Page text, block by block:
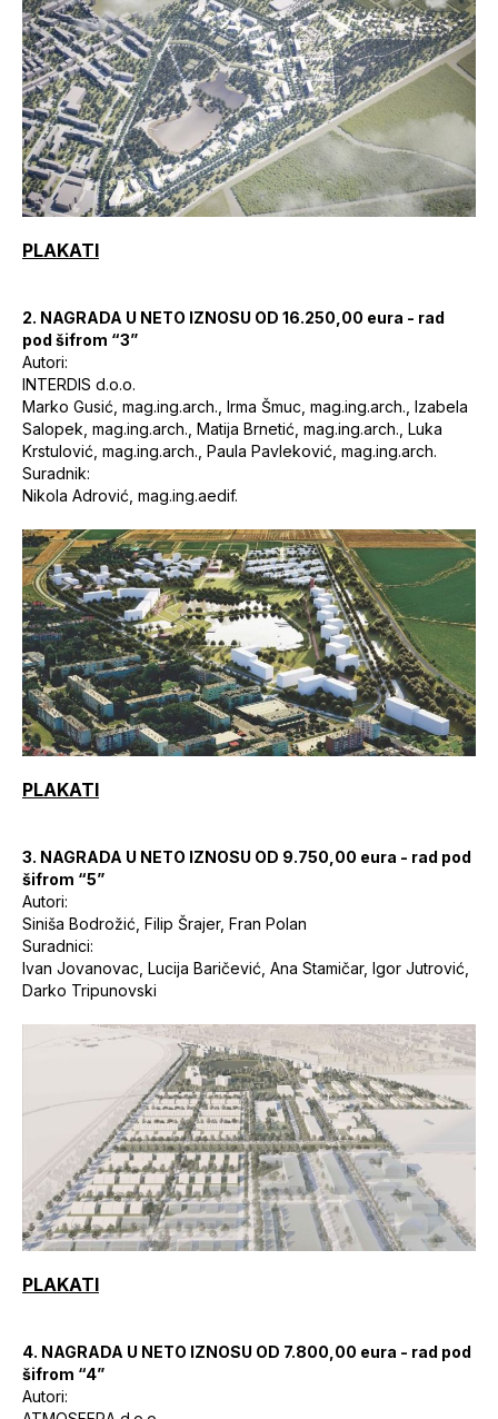
PLAKATI
2. NAGRADA U NETO IZNOSU OD 16.250,00 eura - rad
pod šifrom “3”
Autori:
INTERDIS d.o.o.
Marko Gusić, mag.ing.arch., Irma Šmuc, mag.ing.arch., Izabela
Salopek, mag.ing.arch., Matija Brnetić, mag.ing.arch., Luka
Krstulović, mag.ing.arch., Paula Pavleković, mag.ing.arch.
Suradnik:
Nikola Adrović, mag.ing.aedif.
PLAKATI
3. NAGRADA U NETO IZNOSU OD 9.750,00 eura - rad pod
šifrom “5”
Autori:
Siniša Bodrožić, Filip Šrajer, Fran Polan
Suradnici:
Ivan Jovanovac, Lucija Baričević, Ana Stamičar, Igor Jutrović,
Darko Tripunovski
PLAKATI
4. NAGRADA U NETO IZNOSU OD 7.800,00 eura - rad pod
šifrom “4”
Autori: